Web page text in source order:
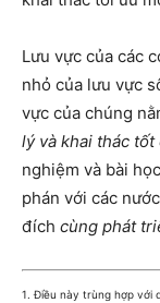
Lưu vực của các
nhỏ của lưu vực
vực của chúng
lý và khai thác
nghiệm và bài
phán với các
đích cùng phát
1. Điều này trùng hợp với